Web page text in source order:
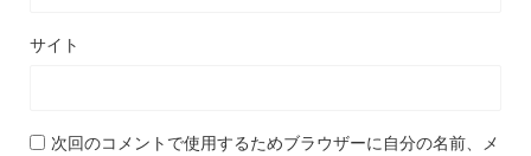
サイト
次回のコメントで使用するためブラウザーに自分の名前、メ